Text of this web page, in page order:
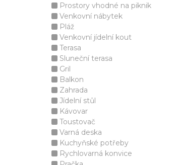
Prostory vhodné na piknik
Venkovní nábytek
Pláž
Venkovní jídelní kout
Terasa
Sluneční terasa
Gril
Balkon
Zahrada
Jídelní stůl
Kávovar
Toustovač
Varná deska
Kuchyňské potřeby
Rychlovarná konvice